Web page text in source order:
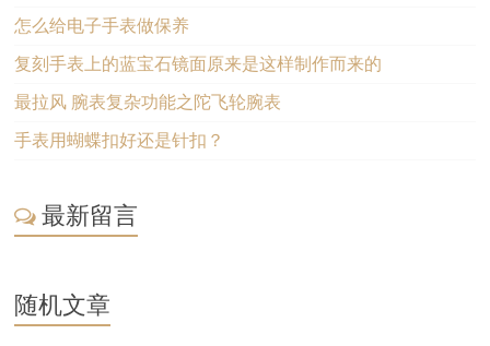
怎么给电子手表做保养
复刻手表上的蓝宝石镜面原来是这样制作而来的
最拉风 腕表复杂功能之陀飞轮腕表
手表用蝴蝶扣好还是针扣？
最新留言
随机文章